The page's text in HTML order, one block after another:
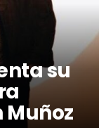
su
Muñoz